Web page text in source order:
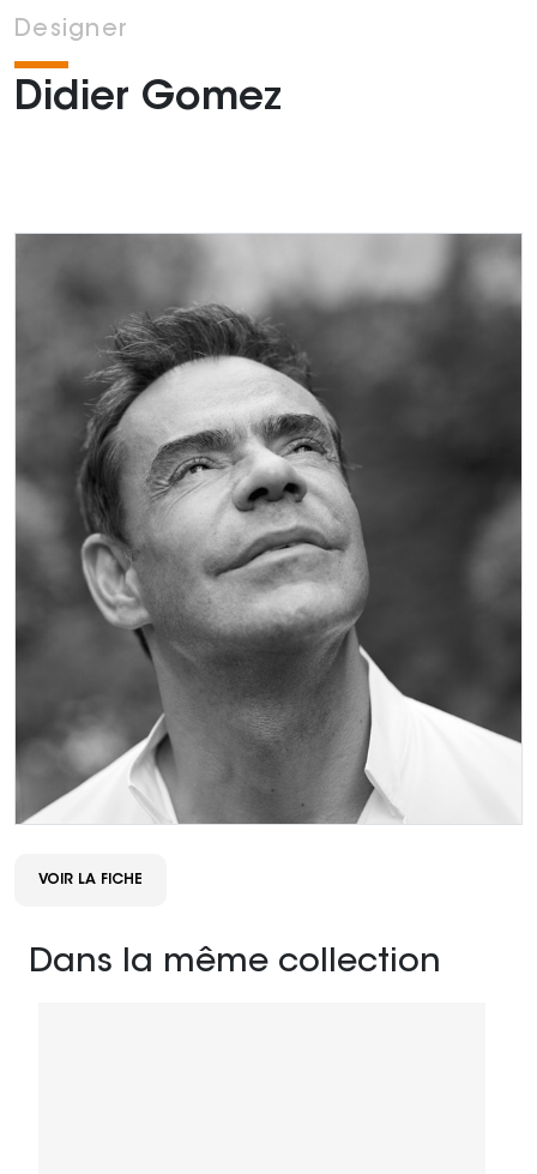
Designer
Didier Gomez
VOIR LA FICHE
Dans la même collection